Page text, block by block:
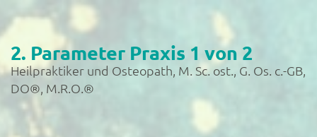
2. Parameter Praxis 1 von 2
Heilpraktiker und Osteopath, M. Sc. ost., G. Os. c.-GB,
DO®, M.R.O.®